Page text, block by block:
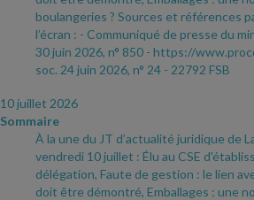
boulangeries ? Sources et références
l’écran : - Communiqué de presse du
30 juin 2026, n° 850 - https://
soc. 24 juin 2026, n° 24 - 22792 FSB
10 juillet 2026
Sommaire
À la une du JT d’actualité juridique de
vendredi 10 juillet : Élu au CSE
délégation, Faute de gestion : le lien
doit être démontré, Emballages : une